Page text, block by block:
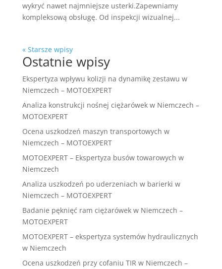
wykryć nawet najmniejsze usterki.Zapewniamy
kompleksową obsługę. Od inspekcji wizualnej...
« Starsze wpisy
Ostatnie wpisy
Ekspertyza wpływu kolizji na dynamikę zestawu w
Niemczech – MOTOEXPERT
Analiza konstrukcji nośnej ciężarówek w Niemczech –
MOTOEXPERT
Ocena uszkodzeń maszyn transportowych w
Niemczech – MOTOEXPERT
MOTOEXPERT – Ekspertyza busów towarowych w
Niemczech
Analiza uszkodzeń po uderzeniach w barierki w
Niemczech – MOTOEXPERT
Badanie pęknięć ram ciężarówek w Niemczech –
MOTOEXPERT
MOTOEXPERT – ekspertyza systemów hydraulicznych
w Niemczech
Ocena uszkodzeń przy cofaniu TIR w Niemczech –